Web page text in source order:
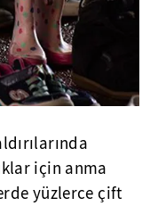
için anma
yüzlerce çift